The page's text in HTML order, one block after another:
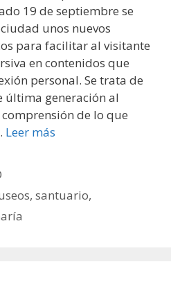
19 de septiembre se
unos nuevos
para facilitar al visitante
en contenidos que
personal. Se trata de
última generación al
de lo que
Leer más
,santuario,